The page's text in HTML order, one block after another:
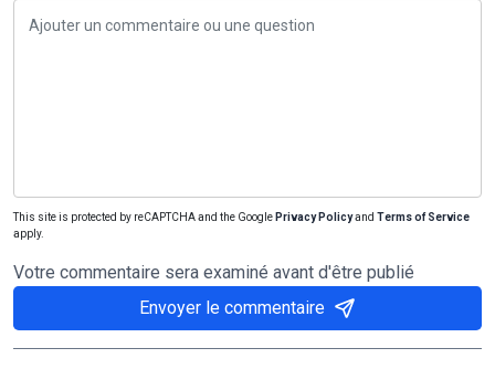
This site is protected by reCAPTCHA and the Google Privacy Policyand Terms of Service
apply.
Votre commentaire sera examiné avant d'être publié
Envoyer le commentaire